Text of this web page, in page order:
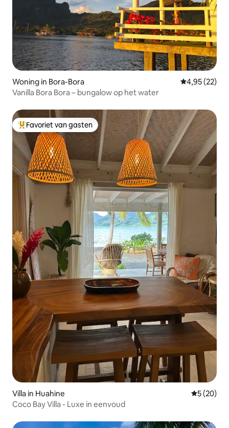
Woning in Bora-Bora Gemiddelde
4,95 (22)
Vanilla Bora Bora – bungalow op het water
Topfavoriet van gasten
Favoriet van gasten
Villa in Huahine
5 (20)
Coco Bay Villa - Luxe in eenvoud